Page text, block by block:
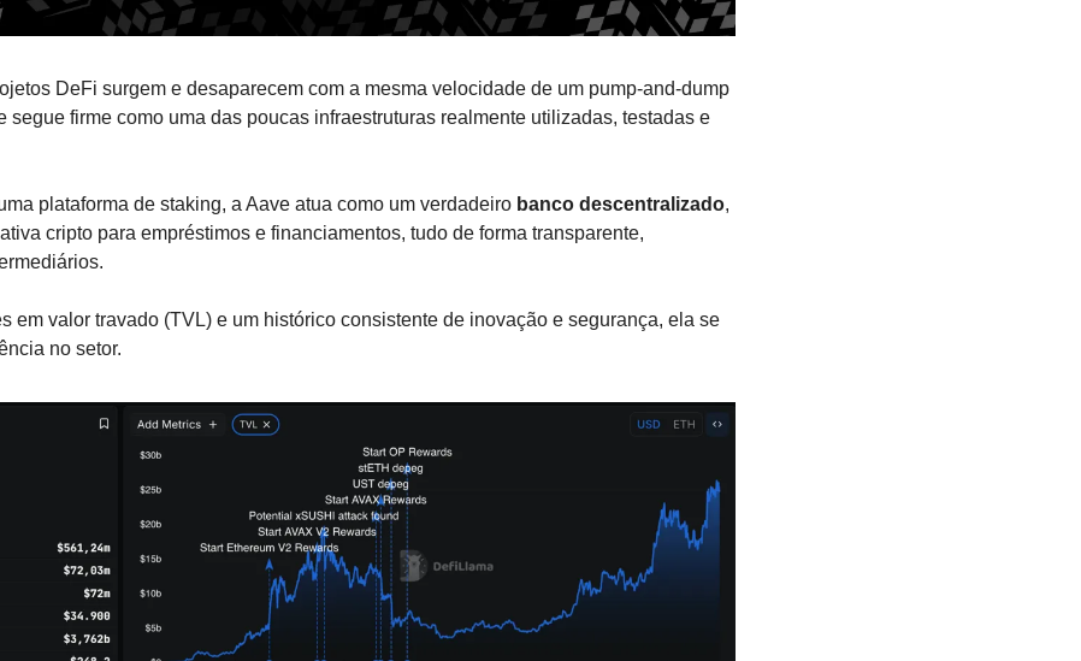
DeFi surgem e desaparecem com a mesma velocidade de um pump-and-dump
segue firme como uma das poucas infraestruturas realmente utilizadas, testadas e
plataforma de staking, a Aave atua como um verdadeiro banco descentralizado,
cripto para empréstimos e financiamentos, tudo de forma transparente,
em valor travado (TVL) e um histórico consistente de inovação e segurança, ela se
no setor.